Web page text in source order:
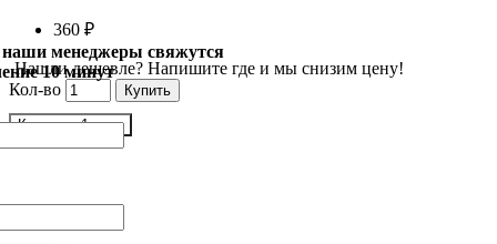
360 ₽
Нашли дешевле? Напишите где и мы снизим цену!
Кол-во
Купить
Купить в 1 клик
наши менеджеры свяжутся
10 минут